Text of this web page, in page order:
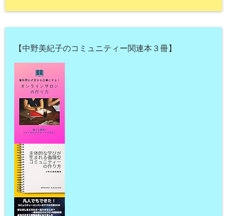
【中野美紀子のコミュニティー関連本３冊】